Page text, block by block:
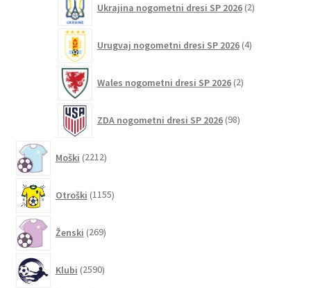
Ukrajina nogometni dresi SP 2026 2izdelka
Urugvaj nogometni dresi SP 2026 4izdelki
Wales nogometni dresi SP 2026 2izdelka
ZDA nogometni dresi SP 2026 98izdelkov
Moški 2212izdelkov
Otroški 1155izdelkov
Ženski 269izdelkov
Klubi 2590izdelkov